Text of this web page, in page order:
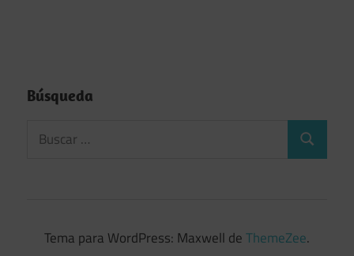
Búsqueda
Tema para WordPress: Maxwell deThemeZee.